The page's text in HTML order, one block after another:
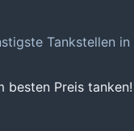
Tankstellen
besten Preis tanken!